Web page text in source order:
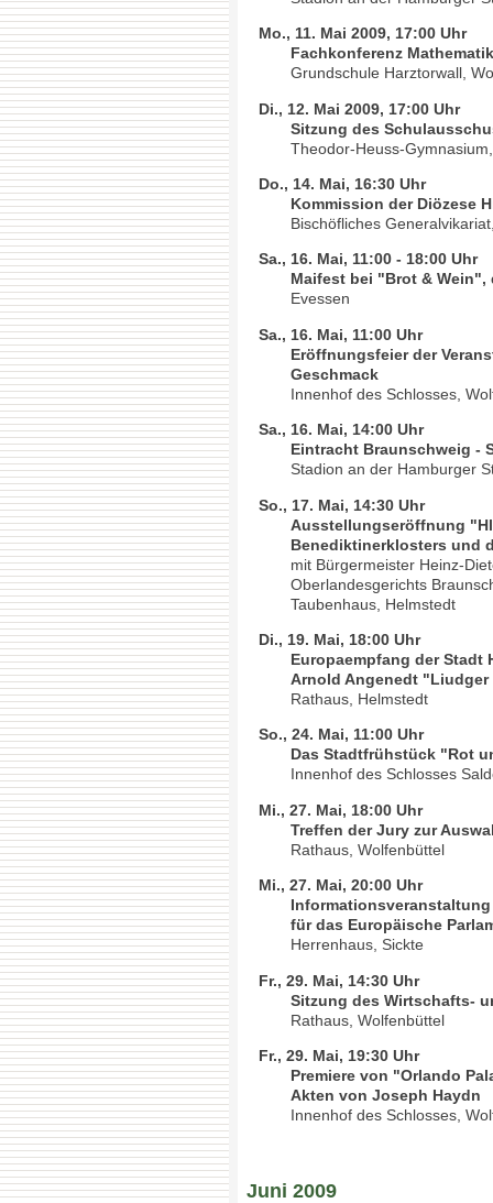
Mo., 11. Mai 2009, 17:00 Uhr
Fachkonferenz Mathematik
Grundschule Harztorwall,
Di., 12. Mai 2009, 17:00 Uhr
Sitzung des
Theodor-Heuss-
Do., 14. Mai, 16:30 Uhr
Kommission der Diözese
Bischöfliches
Sa., 16. Mai, 11:00 - 18:00 Uhr
Maifest bei "Brot & Wein",
Evessen
Sa., 16. Mai, 11:00 Uhr
Eröffnungsfeier der
Geschmack
Innenhof des Schlosses,
Sa., 16. Mai, 14:00 Uhr
Eintracht Braunschweig -
Stadion an der Hamburger
So., 17. Mai, 14:30 Uhr
Ausstellungseröffnung
Benediktinerklosters und
mit Bürgermeister Heinz-
Oberlandesgerichts
Taubenhaus, Helmstedt
Di., 19. Mai, 18:00 Uhr
Europaempfang der Stadt
Arnold Angenedt
Rathaus, Helmstedt
So., 24. Mai, 11:00 Uhr
Das Stadtfrühstück "Rot
Innenhof des Schlosses
Mi., 27. Mai, 18:00 Uhr
Treffen der Jury zur
Rathaus, Wolfenbüttel
Mi., 27. Mai, 20:00 Uhr
für das Europäische
Herrenhaus, Sickte
Fr., 29. Mai, 14:30 Uhr
Sitzung des Wirtschafts-
Rathaus, Wolfenbüttel
Fr., 29. Mai, 19:30 Uhr
Premiere von "Orlando
Akten von Joseph Haydn
Innenhof des Schlosses,
Juni 2009